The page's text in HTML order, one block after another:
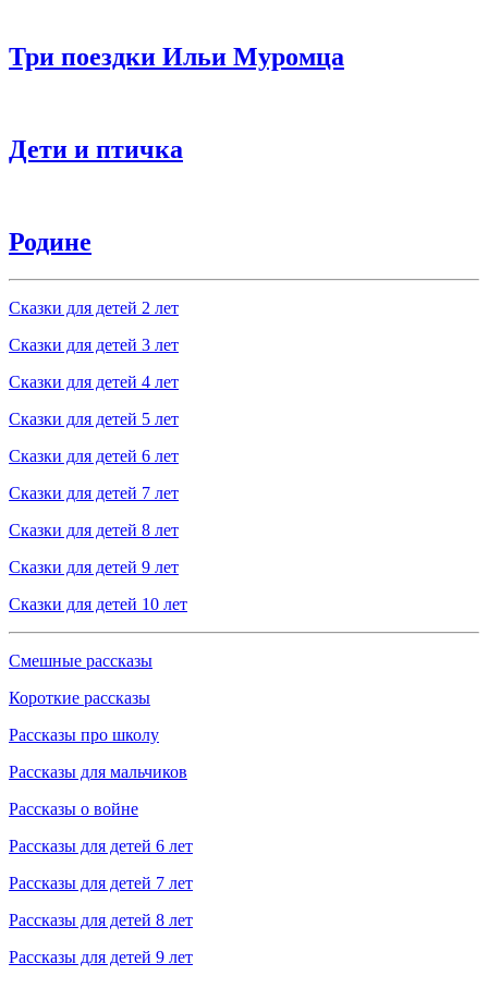
Три поездки Ильи Муромца
Дети и птичка
Родине
Сказки для детей 2 лет
Сказки для детей 3 лет
Сказки для детей 4 лет
Сказки для детей 5 лет
Сказки для детей 6 лет
Сказки для детей 7 лет
Сказки для детей 8 лет
Сказки для детей 9 лет
Сказки для детей 10 лет
Смешные рассказы
Короткие рассказы
Рассказы про школу
Рассказы для мальчиков
Рассказы о войне
Рассказы для детей 6 лет
Рассказы для детей 7 лет
Рассказы для детей 8 лет
Рассказы для детей 9 лет